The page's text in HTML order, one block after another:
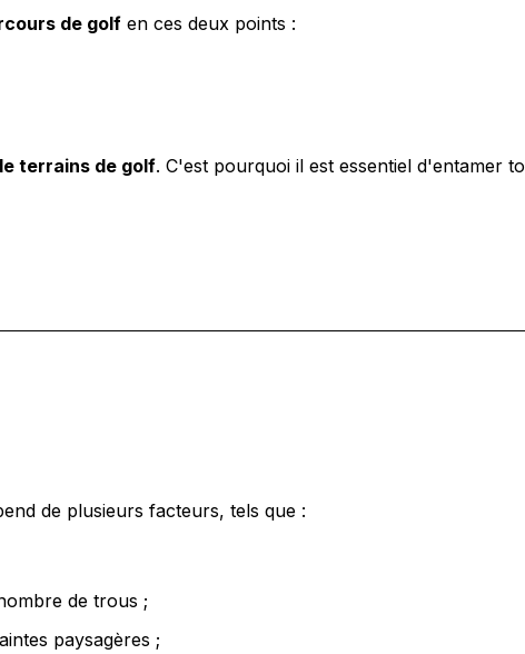
de golf en ces deux points :
terrains de golf. C'est pourquoi il est essentiel d'entamer
de plusieurs facteurs, tels que :
de trous ;
paysagères ;